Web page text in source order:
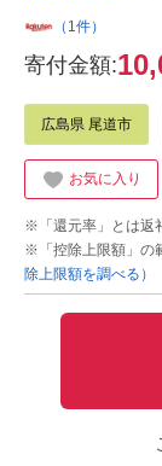
（1件）
寄付金額:
広島県 尾道市
お気に入り
※「還元率」とは返
※「控除上限額」の
除上限額を調べる）